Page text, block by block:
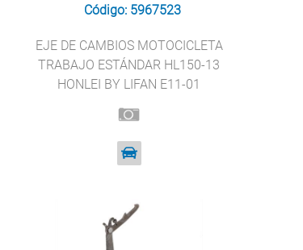
Código: 5967523
EJE DE CAMBIOS MOTOCICLETA
TRABAJO ESTÁNDAR HL150-13
HONLEI BY LIFAN E11-01